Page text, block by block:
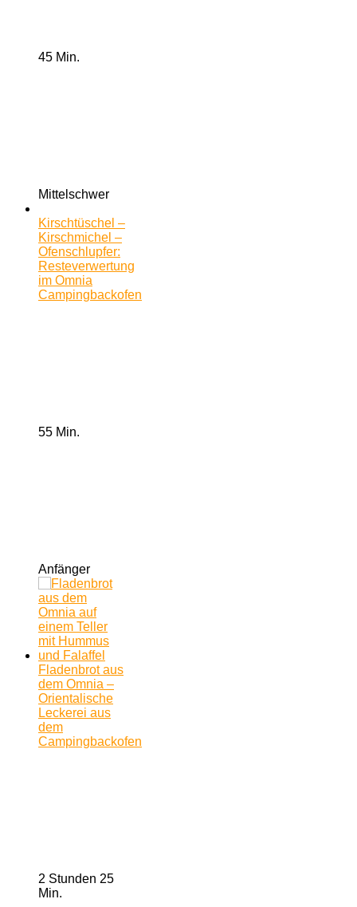
45 Min.
Mittelschwer
Kirschtüschel –
Kirschmichel –
Ofenschlupfer:
Resteverwertung
im Omnia
Campingbackofen
55 Min.
Anfänger
Fladenbrot aus
dem Omnia –
Orientalische
Leckerei aus
dem
Campingbackofen
2 Stunden 25
Min.